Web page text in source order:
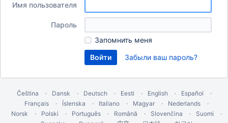
Имя пользователя
Пароль
Запомнить меня
Забыли ваш пароль?
Čeština Dansk Deutsch Eesti English
Español
Français
Íslenska Italiano Magyar
Nederlands
Norsk
Polski Português Română Slovenčina
Suomi